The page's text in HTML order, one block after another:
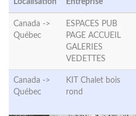
Canada ->
Québec
ESPACES PUB
PAGE ACCUEIL
GALERIES
VEDETTES
Canada ->
Québec
KIT Chalet bois
rond